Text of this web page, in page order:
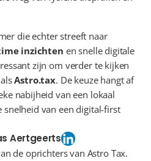
die echter streeft naar
inzichten en snelle digitale
zijn om verder te kijken
Astro.tax. De keuze hangt af
nabijheid van een lokaal
van een digital-first
Aertgeerts
de oprichters van Astro Tax.